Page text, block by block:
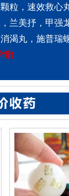
粒，速效救心
兰美抒，甲强
渴丸，施普瑞
情]